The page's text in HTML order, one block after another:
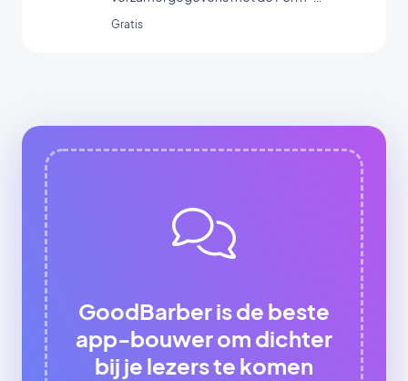
Gratis
GoodBarber is de beste
app-bouwer om dichter
bij je lezers te komen